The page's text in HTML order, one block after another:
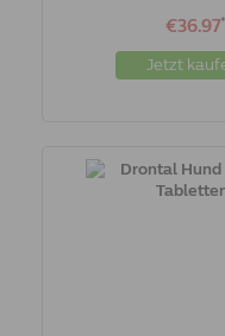
€36.97*
Jetzt